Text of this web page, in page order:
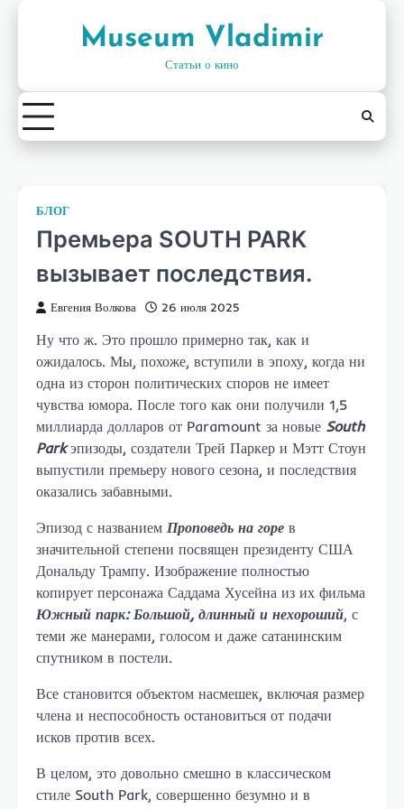
Museum Vladimir
Статьи о кино
БЛОГ
Премьера SOUTH PARK
вызывает последствия.
Евгения Волкова 26 июля 2025
Ну что ж. Это прошло примерно так, как и
ожидалось. Мы, похоже, вступили в эпоху, когда ни
одна из сторон политических споров не имеет
чувства юмора. После того как они получили 1,5
миллиарда долларов от Paramount за новые South
Parkэпизоды, создатели Трей Паркер и Мэтт Стоун
выпустили премьеру нового сезона, и последствия
оказались забавными.
Эпизод с названием Проповедь на горе в
значительной степени посвящен президенту США
Дональду Трампу. Изображение полностью
копирует персонажа Саддама Хусейна из их фильма
Южный парк: Большой, длинный и нехороший, с
теми же манерами, голосом и даже сатанинским
спутником в постели.
Все становится объектом насмешек, включая размер
члена и неспособность остановиться от подачи
исков против всех.
В целом, это довольно смешно в классическом
стиле South Park, совершенно безумно и в